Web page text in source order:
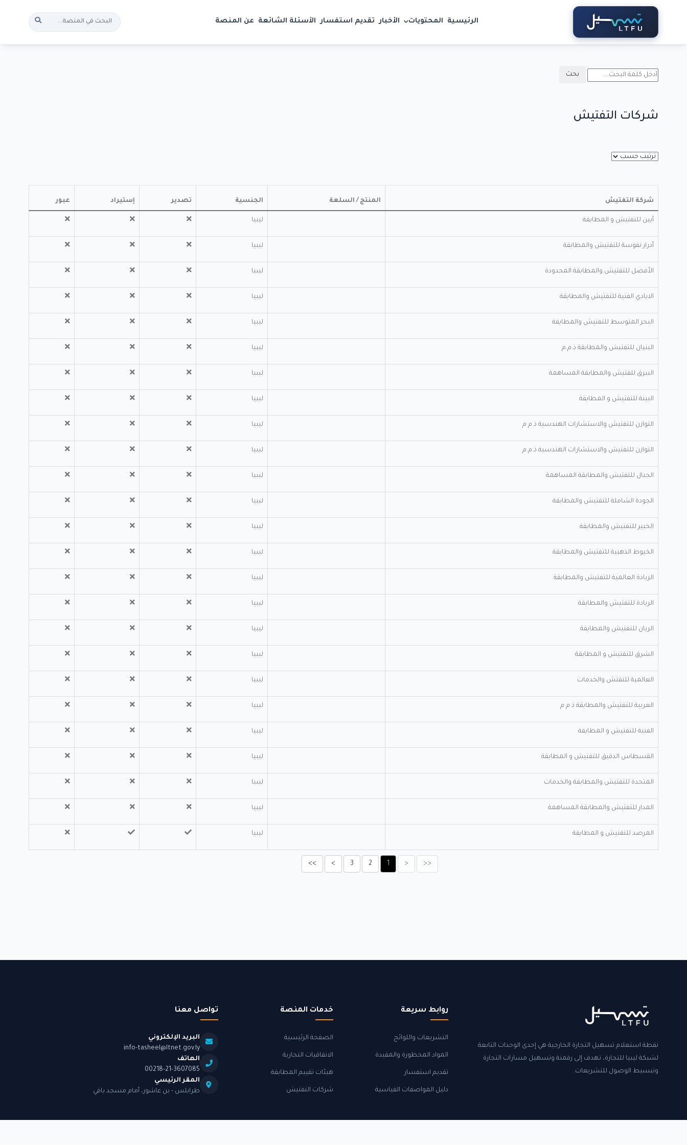
الرئيسية المحتويات الأخبار تقديم استفسار الأسئلة الشائعة عن المنصة
شركات التفتيش
شركة التفتيش المنتج / السلعة الجنسية تصدير إستيراد عبور
أبين للتفتيش و المطابقة ليبيا
أدرار نفوسة للتفتيش والمطابقة ليبيا
الأفضل للتفتيش والمطابقة المحدودة ليبيا
الايادي الفنية للتفتيش والمطابقة ليبيا
البحر المتوسط للتفتيش والمطابقة ليبيا
البنيان للتفتيش والمطابقة ذ.م.م ليبيا
البيرق للفتيش والمطابقة المساهمة ليبيا
البينة للتفتيش و المطابقة ليبيا
التوازن للتفتيش والاستشارات الهندسية ذ م م ليبيا
التوازن للتفتيش والاستشارات الهندسية ذ.م.م ليبيا
الجبال للتفتيش والمطابقة المساهمة ليبيا
الجودة الشاملة للتفتيش والمطابقة ليبيا
الخبير للتفتيش والمطابقة ليبيا
الخيوط الذهبية للتفتيش والمطابقة ليبيا
الريادة العالمية للتفتيش والمطابقة ليبيا
الريادة للتفتيش والمطابقة ليبيا
الريان للتفتيش والمطابقة ليبيا
الشرق للتفتيش و المطابقة ليبيا
العالمية للتفتش والخدمات ليبيا
العربية للتفتيش والمطابقة ذ م م ليبيا
الفنية للتفتيش و المطابقة ليبيا
القسطاس الدقيق للتفتيش و المطابقة ليبيا
المتحدة للتفتيش والمطابقة والخدمات ليبيا
المدار للتفتيش والمطابقة المساهمة ليبيا
المرصد للتفتيش و المطابقة ليبيا
<<
<
1
2
3
>
>>
نقطة استعلام تسهيل التجارة الخارجية هي إحدى الوحدات التابعة
لشبكة ليبيا للتجارة، تهدف إلى رقمنة وتسهيل مسارات التجارة
وتبسيط الوصول للتشريعات.
روابط سريعة
التشريعات واللوائح
المواد المحظورة والمقيدة
تقديم استفسار
دليل المواصفات القياسية
خدمات المنصة
الصفحة الرئيسية
الاتفاقيات التجارية
هيئات تقييم المطابقة
شركات التفتيش
تواصل معنا
البريد الإلكتروني
info-tasheel@ltnet.gov.ly
الهاتف
00218-21-3607085
المقر الرئيسي
طرابلس - بن عاشور، أمام مسجد باقي